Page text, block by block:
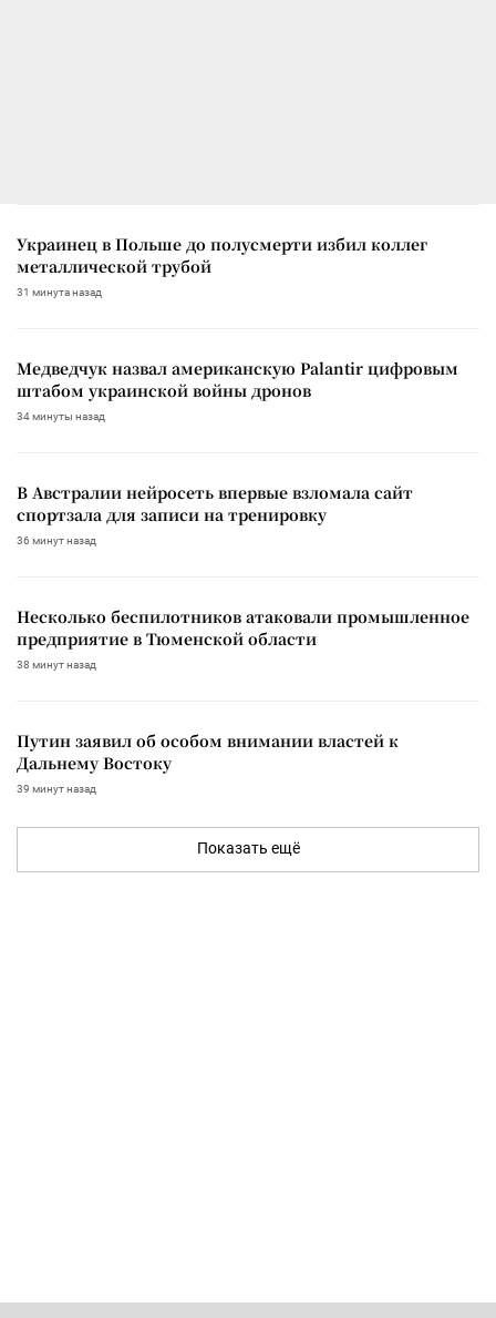
Украинец в Польше до полусмерти избил коллег
металлической трубой
31 минута назад
Медведчук назвал американскую Palantir цифровым
штабом украинской войны дронов
34 минуты назад
В Австралии нейросеть впервые взломала сайт
спортзала для записи на тренировку
36 минут назад
Несколько беспилотников атаковали промышленное
предприятие в Тюменской области
38 минут назад
Путин заявил об особом внимании властей к
Дальнему Востоку
39 минут назад
Показать ещё